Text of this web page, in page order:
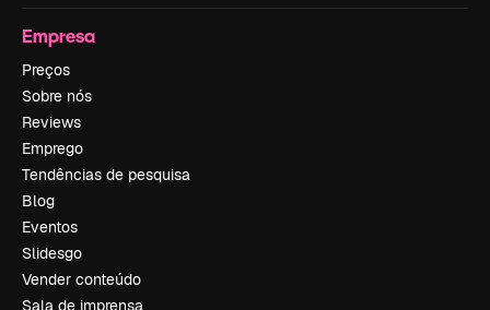
Empresa
Preços
Sobre nós
Reviews
Emprego
Tendências de pesquisa
Blog
Eventos
Slidesgo
Vender conteúdo
Sala de imprensa